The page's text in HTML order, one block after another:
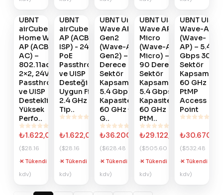
896
Haber
Ver
UBNT
airCube
Home WiFi
AP (ACB-
AC) –
802.11ac
2×2, 24V PoE
Passthrough
ve UISP
Destekli
Yüksek
Perfo..
₺1.622,02
($28.16
+
kdv)
Tükendi
895
Haber
Ver
UBNT
airCube ISP
AP (ACB-
ISP) - 24V
PoE
Passthrough
ve UISP
Desteği ile
Uygun Fiyatlı
2.4 GHz Ev
Tip..
₺1.622,02
($28.16
+
kdv)
Tükendi
882
Haber
Ver
UBNT UISP
Wave AP
Gen2
(Wave-AP-
Gen2) – 90
Derece
Sektör
Kapsamalı,
5.4 Gbps
Kapasiteli
60 GHz + 5
G..
₺36.200,45
($628.48
+
kdv)
Tükendi
#881
Haber
Ver
UBNT UISP
Wave AP
Micro
(Wave-AP-
Micro) –
90 Derece
Sektör
Kapsamalı,
5.4 Gbps
Kapasiteli
60 GHz
PtM..
₺29.122,56
($505.60
+
kdv)
Tükendi
#880
Haber
Ver
UBNT UISP
Wave-AP
(Wave-
AP) – 5.4
Gbps 30°
Sektör
Kapsamalı
60 GHz
PtMP
Access
Point
₺30.670,85
($532.48
+
kdv)
Tükendi